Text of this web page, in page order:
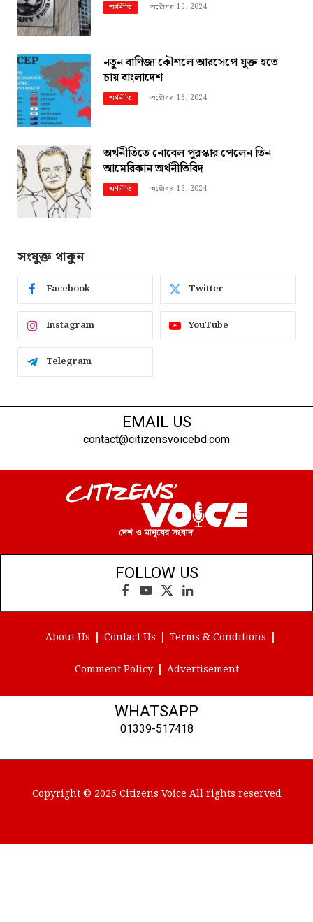
অর্থনীতি অক্টোবর 16, 2024
নতুন বাণিজ্য কৌশলে আরসেপে যুক্ত হতে
চায় বাংলাদেশ
অর্থনীতি অক্টোবর 16, 2024
অর্থনীতিতে নোবেল পুরস্কার পেলেন তিন
আমেরিকান অর্থনীতিবিদ
অর্থনীতি অক্টোবর 16, 2024
সংযুক্ত থাকুন
Facebook Twitter
Instagram YouTube
Telegram
EMAIL US
contact@citizensvoicebd.com
FOLLOW US
Facebook
YouTube
X
(Twitter)
LinkedIn
About Us Contact Us Terms & Conditions
Comment Policy Advertisement
WHATSAPP
01339-517418
Copyright © 2026 Citizens Voice All rights reserved